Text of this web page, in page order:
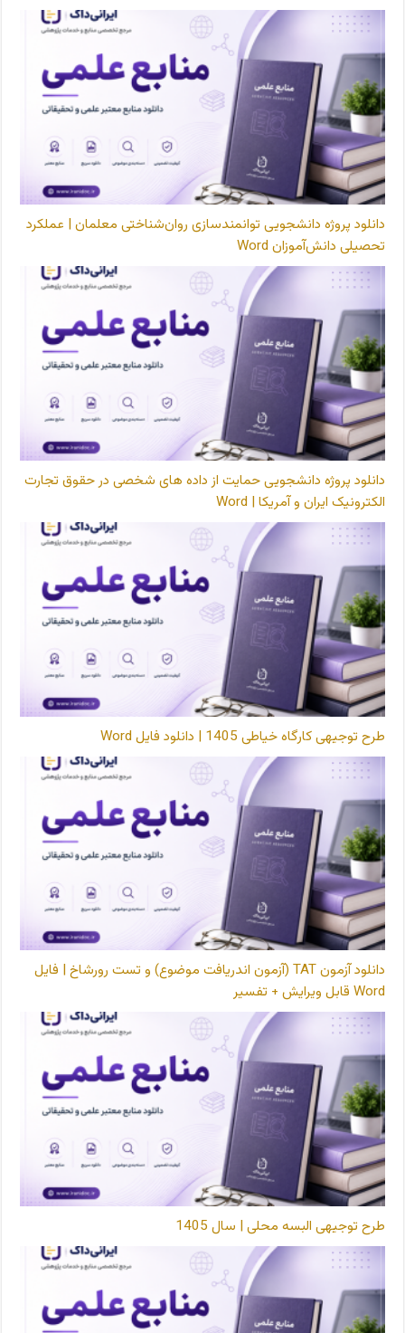
دانلود پروژه دانشجویی توانمندسازی روان‌شناختی معلمان | عملکرد
تحصیلی دانش‌آموزان Word
دانلود پروژه دانشجویی حمایت از داده های شخصی در حقوق تجارت
الکترونیک ایران و آمریکا | Word
طرح توجیهی کارگاه خیاطی 1405 | دانلود فایل Word
دانلود آزمون TAT (آزمون اندریافت موضوع) و تست رورشاخ | فایل
Word قابل ویرایش + تفسیر
طرح توجیهی البسه محلی | سال 1405